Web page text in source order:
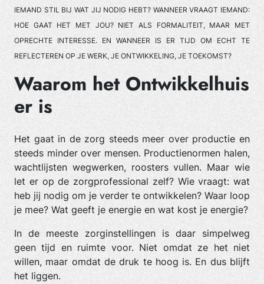
IEMAND STIL BIJ WAT JIJ NODIG HEBT? WANNEER VRAAGT IEMAND:
HOE GAAT HET MET JOU? NIET ALS FORMALITEIT, MAAR MET
OPRECHTE INTERESSE. EN WANNEER IS ER TIJD OM ECHT TE
REFLECTEREN OP JE WERK, JE ONTWIKKELING, JE TOEKOMST?
Waarom het Ontwikkelhuis
er is
Het gaat in de zorg steeds meer over productie en
steeds minder over mensen. Productienormen halen,
wachtlijsten wegwerken, roosters vullen. Maar wie
let er op de zorgprofessional zelf? Wie vraagt: wat
heb jij nodig om je verder te ontwikkelen? Waar loop
je mee? Wat geeft je energie en wat kost je energie?
In de meeste zorginstellingen is daar simpelweg
geen tijd en ruimte voor. Niet omdat ze het niet
willen, maar omdat de druk te hoog is. En dus blijft
het liggen.